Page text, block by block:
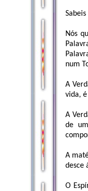
Nós
num
A
vida,
A
de
A
desce
O